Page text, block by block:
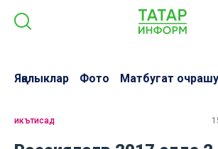
Яңалыклар Фото Матбугат
икътисад